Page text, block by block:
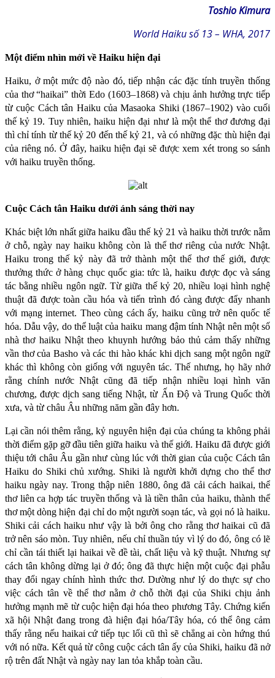
Toshio Kimura
World Haiku số 13– WHA, 2017
Một điểm nhìn mới về Haiku hiện đại
Haiku, ở một mức độ nào đó, tiếp nhận các đặc tính truyền thống
của thơ “haikai” thời Edo (1603–1868) và chịu ảnh hưởng trực tiếp
từ cuộc Cách tân Haiku của Masaoka Shiki (1867–1902) vào cuối
thế kỷ 19. Tuy nhiên, haiku hiện đại như là một thể thơ đương đại
thì chỉ tính từ thế kỷ 20 đến thế kỷ 21, và có những đặc thù hiện đại
của riêng nó. Ở đây, haiku hiện đại sẽ được xem xét trong so sánh
với haiku truyền thống.
Cuộc Cách tân Haiku dưới ánh sáng thời nay
Khác biệt lớn nhất giữa haiku đầu thế kỷ 21 và haiku thời trước nằm
ở chỗ, ngày nay haiku không còn là thể thơ riêng của nước Nhật.
Haiku trong thế kỷ này đã trở thành một thể thơ thế giới, được
thưởng thức ở hàng chục quốc gia: tức là, haiku được đọc và sáng
tác bằng nhiều ngôn ngữ. Từ giữa thế kỷ 20, nhiều loại hình nghệ
thuật đã được toàn cầu hóa và tiến trình đó càng được đẩy nhanh
với mạng internet. Theo cùng cách ấy, haiku cũng trở nên quốc tế
hóa. Dẫu vậy, do thể luật của haiku mang đậm tính Nhật nên một số
nhà thơ haiku Nhật theo khuynh hướng bảo thủ cảm thấy những
vần thơ của Basho và các thi hào khác khi dịch sang một ngôn ngữ
khác thì không còn giống với nguyên tác. Thế nhưng, họ hãy nhớ
rằng chính nước Nhật cũng đã tiếp nhận nhiều loại hình văn
chương, được dịch sang tiếng Nhật, từ Ấn Độ và Trung Quốc thời
xưa, và từ châu Âu những năm gần đây hơn.
Lại cần nói thêm rằng, kỷ nguyên hiện đại của chúng ta không phải
thời điểm gặp gỡ đầu tiên giữa haiku và thế giới. Haiku đã được giới
thiệu tới châu Âu gần như cùng lúc với thời gian của cuộc Cách tân
Haiku do Shiki chủ xướng. Shiki là người khởi dựng cho thể thơ
haiku ngày nay. Trong thập niên 1880, ông đã cải cách haikai, thể
thơ liên ca hợp tác truyền thống và là tiền thân của haiku, thành thể
thơ một dòng hiện đại chỉ do một người soạn tác, và gọi nó là haiku.
Shiki cải cách haiku như vậy là bởi ông cho rằng thơ haikai cũ đã
trở nên sáo mòn. Tuy nhiên, nếu chỉ thuần túy vì lý do đó, ông có lẽ
chỉ cần tái thiết lại haikai về đề tài, chất liệu và kỹ thuật. Nhưng sự
cách tân không dừng lại ở đó; ông đã thực hiện một cuộc đại phẫu
thay đổi ngay chính hình thức thơ. Dường như lý do thực sự cho
việc cách tân về thể thơ nằm ở chỗ thời đại của Shiki chịu ảnh
hưởng mạnh mẽ từ cuộc hiện đại hóa theo phương Tây. Chứng kiến
xã hội Nhật đang trong đà hiện đại hóa/Tây hóa, có thể ông cảm
thấy rằng nếu haikai cứ tiếp tục lối cũ thì sẽ chẳng ai còn hứng thú
với nó nữa. Kết quả từ công cuộc cách tân ấy của Shiki, haiku đã nở
rộ trên đất Nhật và ngày nay lan tỏa khắp toàn cầu.